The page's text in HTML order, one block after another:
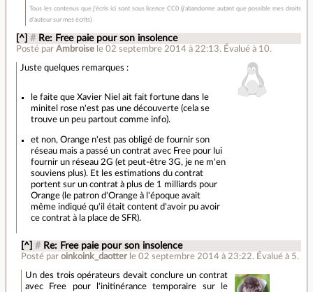
Tous les contenus que j'écris ici sont sous licence CC0 (j'abandonne autant que possible mes droits
d'auteur sur mes écrits)
[^] # Re: Free paie pour son insolence
Posté parAmbroise le 02 septembre 2014 à 22:13. Évalué à 10.
Juste quelques remarques :
le faite que Xavier Niel ait fait fortune dans le
minitel rose n'est pas une découverte (cela se
trouve un peu partout comme info).
et non, Orange n'est pas obligé de fournir son
réseau mais a passé un contrat avec Free pour lui
fournir un réseau 2G (et peut-être 3G, je ne m'en
souviens plus). Et les estimations du contrat
portent sur un contrat à plus de 1 milliards pour
Orange (le patron d'Orange à l'époque avait
même indiqué qu'il était content d'avoir pu avoir
ce contrat à la place de SFR).
[^] # Re: Free paie pour son insolence
Posté par oinkoink_daotter le 02 septembre 2014 à 23:22. Évalué à 5.
Un des trois opérateurs devait conclure un contrat
avec Free pour l'initinérance temporaire sur le